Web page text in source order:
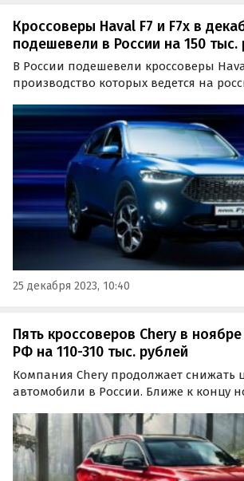
Кроссоверы Haval F7 и F7x в
подешевели в России на 150 тыс.
В России подешевели кроссоверы
производство которых ведется на
не снизились, несколько их
начали предлагаться с «прямой
25 декабря 2023, 10:40
Пять кроссоверов Chery в
РФ на 110-310 тыс. рублей
Компания Chery продолжает снижать
автомобили в России. Ближе к концу
доступнее на 110 – 310 тыс. рублей или
сообщают «Автоновости дня».